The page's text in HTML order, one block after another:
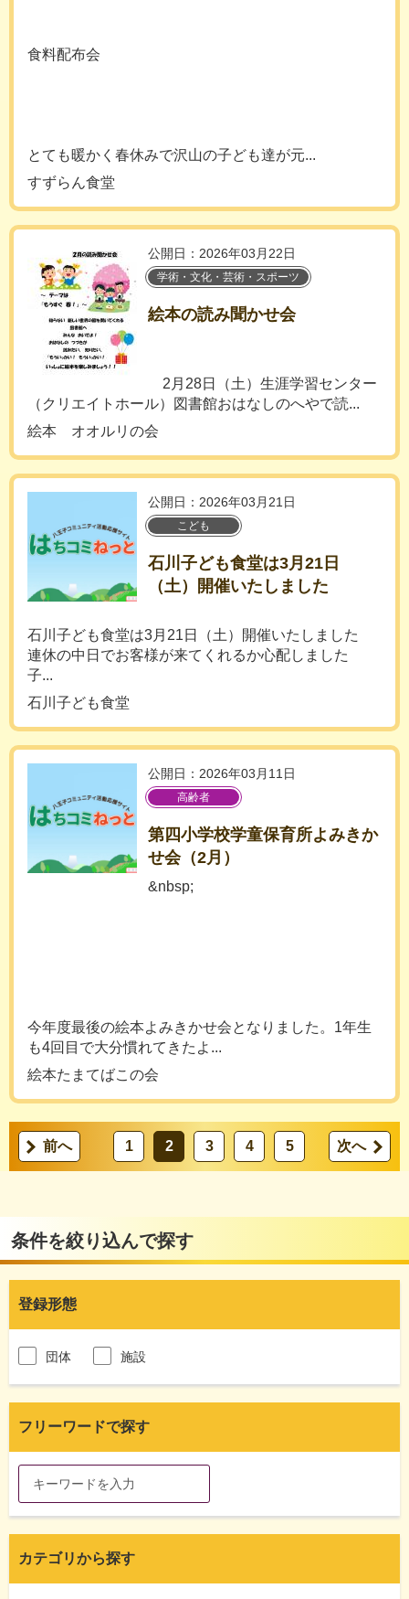
食料配布会
とても暖かく春休みで沢山の子ども達が元...
すずらん食堂
公開日：2026年03月22日
学術・文化・芸術・スポーツ
絵本の読み聞かせ会
2月28日（土）生涯学習センター
（クリエイトホール）図書館おはなしのへやで読...
絵本 オオルリの会
公開日：2026年03月21日
こども
石川子ども食堂は3月21日
（土）開催いたしました
石川子ども食堂は3月21日（土）開催いたしました
連休の中日でお客様が来てくれるか心配しました
子...
石川子ども食堂
公開日：2026年03月11日
高齢者
第四小学校学童保育所よみきか
せ会（2月）
&nbsp;
今年度最後の絵本よみきかせ会となりました。1年生
も4回目で大分慣れてきたよ...
絵本たまてばこの会
前へ 1 2 3 4 5 次へ
条件を絞り込んで探す
登録形態
団体 施設
フリーワードで探す
カテゴリから探す